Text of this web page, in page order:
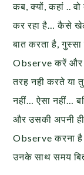
कब, क्यों, कहां ..
कर रहा है… कैसे
बात करता है,
Observe करें और
तरह नही करते या
नहीं… ऐसा नहीं…
और उसकी अपनी
Observe करना
उनके साथ समय